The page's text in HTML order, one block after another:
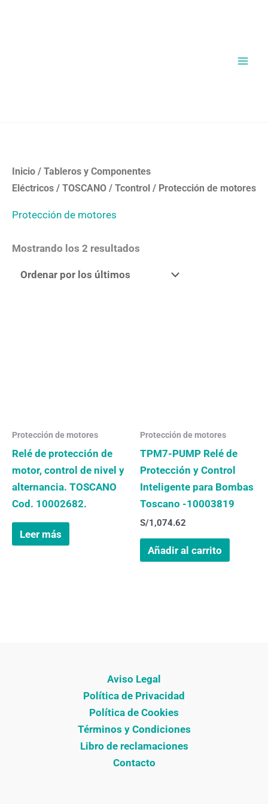
Inicio / Tableros y Componentes
Eléctricos / TOSCANO / Tcontrol / Protección de motores
Protección de motores
Mostrando los 2 resultados
Ordenado
por
los
Protección de motores
Relé de protección de
motor, control de nivel y
alternancia. TOSCANO
Cod. 10002682.
Leer más
Protección de motores
TPM7-PUMP Relé de
Protección y Control
Inteligente para Bombas
Toscano -10003819
S/1,074.62
Añadir al carrito
Aviso Legal
Política de Privacidad
Política de Cookies
Términos y Condiciones
Libro de reclamaciones
Contacto